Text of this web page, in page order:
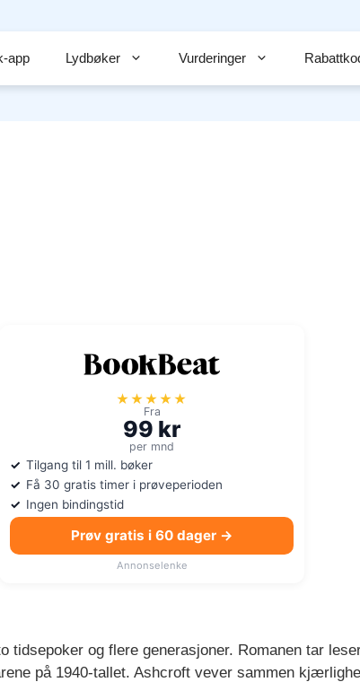
app Lydbøker Vurderinger
★★★★★
Fra
99 kr
per mnd
Tilgang til 1 mill. bøker
Få 30 gratis timer i prøveperioden
Ingen bindingstid
Prøv gratis i 60 dager →
Annonselenke
og flere generasjoner. Romanen tar
på 1940-tallet. Ashcroft vever sammen